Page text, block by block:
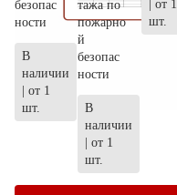
безопас
ности
В
наличии
| от 1
шт.
тажа по
пожарно
й
безопас
ности
В
наличии
| от 1
шт.
| от 1
шт.